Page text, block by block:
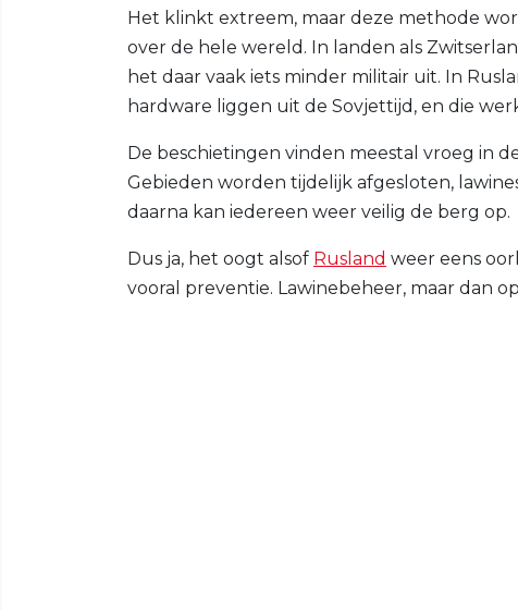
Het klinkt extreem, maar deze methode
over de hele wereld. In landen als
het daar vaak iets minder militair uit. In
hardware liggen uit de Sovjettijd, en die
De beschietingen vinden meestal vroeg in
Gebieden worden tijdelijk afgesloten,
daarna kan iedereen weer veilig de berg op.
Dus ja, het oogt alsof Rusland weer eens
vooral preventie. Lawinebeheer, maar dan